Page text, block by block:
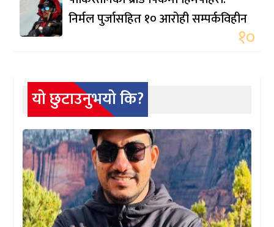
निर्मल पुर्जासहित १० आरोही सम्पर्कविहीन
१०
यो छुटाउनुभयो कि?